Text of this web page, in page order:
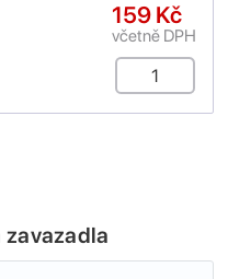
159 Kč
včetně DPH
zavazadla